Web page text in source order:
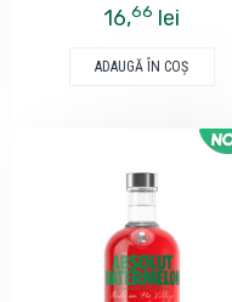
16,66 lei
ADAUGĂ ÎN COŞ